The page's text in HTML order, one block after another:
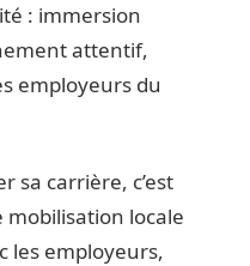
: immersion
attentif,
employeurs du
sa carrière, c’est
mobilisation locale
les employeurs,